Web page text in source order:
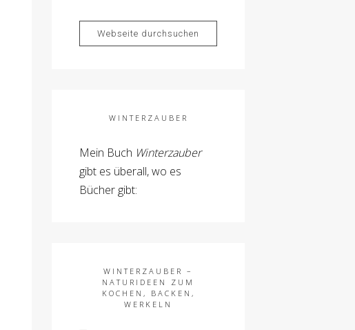
WINTERZAUBER
Mein Buch Winterzauber
gibt es überall, wo es
Bücher gibt:
WINTERZAUBER –
NATURIDEEN ZUM
KOCHEN, BACKEN,
WERKELN